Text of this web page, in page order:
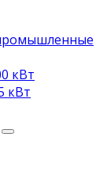
кВт
кВт